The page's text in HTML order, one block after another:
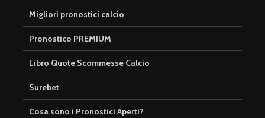
Migliori pronostici calcio
Pronostico PREMIUM
Libro Quote Scommesse Calcio
Surebet
Cosa sono i Pronostici Aperti?